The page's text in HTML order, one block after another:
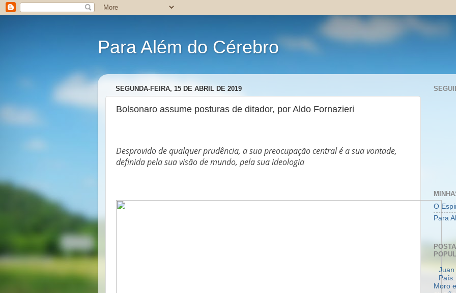
Para Além do Cérebro
SEGUNDA-FEIRA, 15 DE ABRIL DE 2019
Bolsonaro assume posturas de ditador, por Aldo Fornazieri
Desprovido de qualquer prudência, a sua preocupação central é a sua vontade,
definida pela sua visão de mundo, pela sua ideologia
O
Para
Juan
Moro